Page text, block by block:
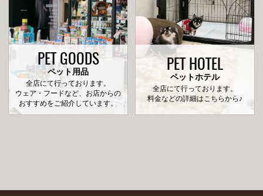
PET GOODS
ペット用品
全店にて行っております。
ウェア・フードなど、お店からの
おすすめをご紹介しています。
PET HOTEL
ペットホテル
全店にて行っております。
料金などの詳細はこちらから♪